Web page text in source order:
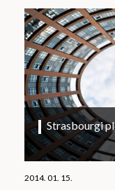
Strasbourgi
2014. 01. 15.